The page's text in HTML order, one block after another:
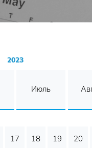
2023
Июль
17 18 19 20